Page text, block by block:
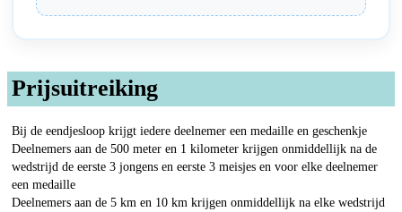
Prijsuitreiking
Bij de eendjesloop krijgt iedere deelnemer een medaille en geschenkje
Deelnemers aan de 500 meter en 1 kilometer krijgen onmiddellijk na de
wedstrijd de eerste 3 jongens en eerste 3 meisjes en voor elke deelnemer
een medaille
Deelnemers aan de 5 km en 10 km krijgen onmiddellijk na elke wedstrijd